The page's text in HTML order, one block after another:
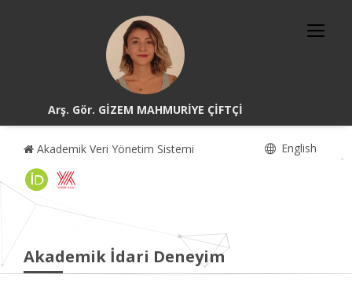
Arş. Gör. GİZEM MAHMURİYE ÇİFTÇİ
Akademik Veri Yönetim Sistemi English
Akademik İdari Deneyim